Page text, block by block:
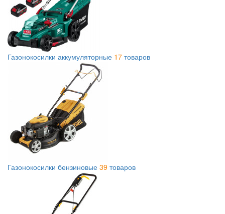
Газонокосилки аккумуляторные 17 товаров
Газонокосилки бензиновые 39 товаров